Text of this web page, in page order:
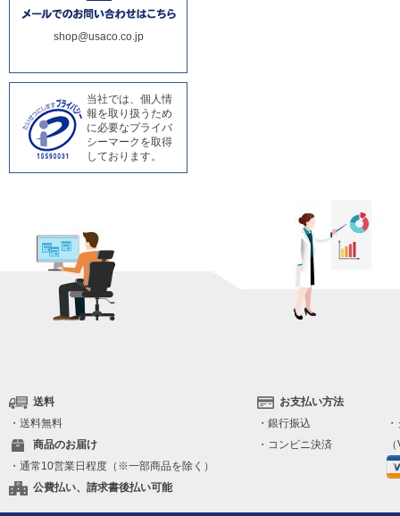
shop@usaco.co.jp
当社では、個人情
報を取り扱うため
に必要なプライバ
シーマークを取得
しております。
送料
・送料無料
商品のお届け
・通常10営業日程度（※一部商品を除く）
公費払い、請求書後払い可能
お支払い方法
・銀行振込
・コンビニ決済